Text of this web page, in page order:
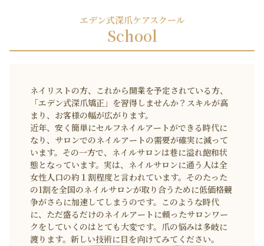
エデン式深爪ケアスクール
School
ネイリストの方、これから開業を予定されている方、
「エデン式深爪矯正」を習得しませんか？スキルが高
まり、お客様の幅が広がります。
近年、安く簡単にセルフネイルアートができる時代に
なり、サロンでのネイルアートの需要が確実に減って
います。その一方で、ネイルサロンは巷に溢れ飽和状
態となっています。実は、ネイルサロンに通う人は全
女性人口の約１割程度と言われています。そのたった
の1割を全国のネイルサロンが取り合うために低価格競
争がさらに加速してしまうのです。このような時代
に、ただ盛るだけのネイルアートに頼ったサロンワー
クをしていくのはとても大変です。爪の悩みは多岐に
渡ります。新しい技術に目を向けてみてください。